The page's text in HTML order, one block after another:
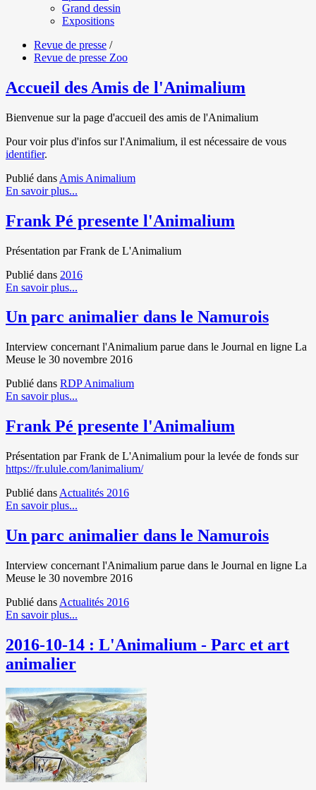
Grand dessin
Expositions
Revue de presse /
Revue de presse Zoo
Accueil des Amis de l'Animalium
Bienvenue sur la page d'accueil des amis de l'Animalium
Pour voir plus d'infos sur l'Animalium, il est nécessaire de vous
identifier.
Publié dans Amis Animalium
En savoir plus...
Frank Pé presente l'Animalium
Présentation par Frank de L'Animalium
Publié dans 2016
En savoir plus...
Un parc animalier dans le Namurois
Interview concernant l'Animalium parue dans le Journal en ligne La
Meuse le 30 novembre 2016
Publié dans RDP Animalium
En savoir plus...
Frank Pé presente l'Animalium
Présentation par Frank de L'Animalium pour la levée de fonds sur
https://fr.ulule.com/lanimalium/
Publié dans Actualités 2016
En savoir plus...
Un parc animalier dans le Namurois
Interview concernant l'Animalium parue dans le Journal en ligne La
Meuse le 30 novembre 2016
Publié dans Actualités 2016
En savoir plus...
2016-10-14 : L'Animalium - Parc et art
animalier